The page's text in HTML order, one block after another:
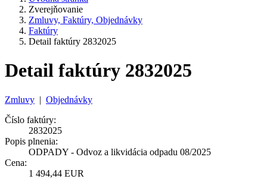
Zverejňovanie
Zmluvy, Faktúry, Objednávky
Faktúry
Detail faktúry 2832025
Detail faktúry 2832025
Zmluvy | Objednávky
Číslo faktúry:
2832025
Popis plnenia:
ODPADY - Odvoz a likvidácia odpadu 08/2025
Cena:
1 494,44 EUR